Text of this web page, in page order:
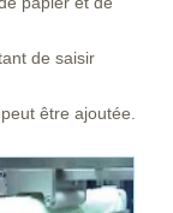
de saisir
être ajoutée.